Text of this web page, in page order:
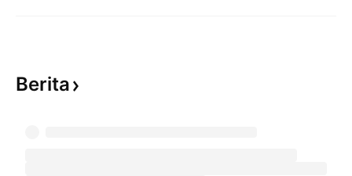
Berita